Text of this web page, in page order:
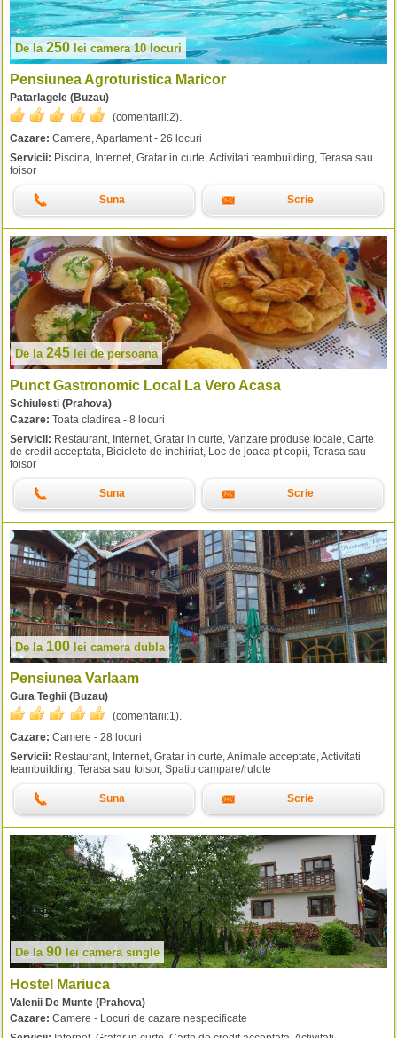
De la 250 lei camera 10 locuri
Pensiunea Agroturistica Maricor
Patarlagele (Buzau)
(comentarii:2).
Cazare: Camere, Apartament - 26 locuri
Servicii: Piscina, Internet, Gratar in curte, Activitati teambuilding, Terasa sau
foisor
Suna Scrie
De la 245 lei de persoana
Punct Gastronomic Local La Vero Acasa
Schiulesti (Prahova)
Cazare: Toata cladirea - 8 locuri
Servicii: Restaurant, Internet, Gratar in curte, Vanzare produse locale, Carte
de credit acceptata, Biciclete de inchiriat, Loc de joaca pt copii, Terasa sau
foisor
Suna Scrie
De la 100 lei camera dubla
Pensiunea Varlaam
Gura Teghii (Buzau)
(comentarii:1).
Cazare: Camere - 28 locuri
Servicii: Restaurant, Internet, Gratar in curte, Animale acceptate, Activitati
teambuilding, Terasa sau foisor, Spatiu campare/rulote
Suna Scrie
De la 90 lei camera single
Hostel Mariuca
Valenii De Munte (Prahova)
Cazare: Camere - Locuri de cazare nespecificate